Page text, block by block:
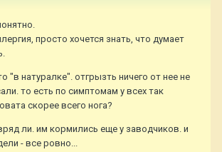
просто хочется знать, что думает
"в натуралке". отгрызть ничего от нее не
то есть по симптомам у всех так
скорее всего нога?
ли. им кормились еще у заводчиков. и
- все ровно...